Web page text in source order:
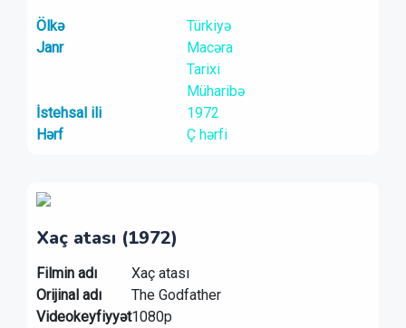
Ölkə
Türkiyə
Janr
Macəra
Tarixi
Müharibə
İstehsal ili
1972
Hərf
Ç hərfi
Xaç atası (1972)
Filmin adı
Xaç atası
Orijinal adı
The Godfather
Videokeyfiyyət1080p